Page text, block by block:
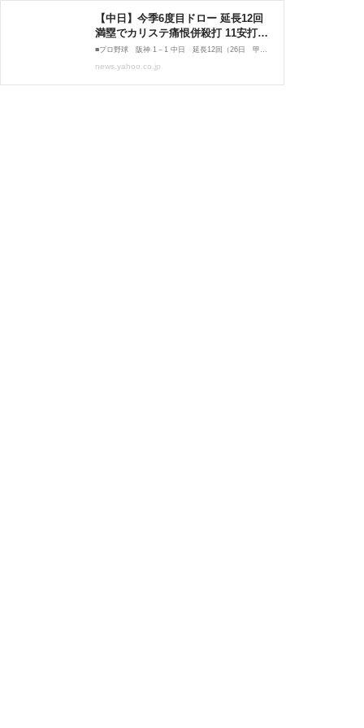
【中日】今季6度目ドロー 延長12回
満塁でカリステ痛恨併殺打 11安打も
細川9号ソロの1点のみ 涌井6回1失点
も2カ月ぶり白星ならず（TBS NEWS
■プロ野球 阪神 1－1 中日 延長12回（26日 甲子園） 中日は阪神に延長12回の末、12球団最多タイ今季6度目の引き分けとなった。 試合は先発の涌井が4回に佐藤輝に適時三塁打を浴び0－1と
news.yahoo.co.jp